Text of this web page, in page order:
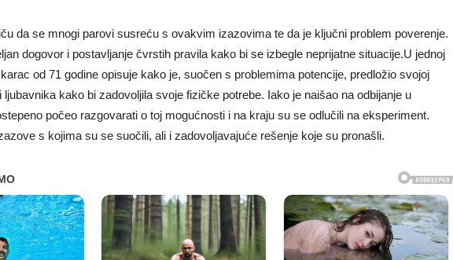
da se mnogi parovi susreću s ovakvim izazovima te da je ključni problem poverenje.
dogovor i postavljanje čvrstih pravila kako bi se izbegle neprijatne situacije.U jednoj
od 71 godine opisuje kako je, suočen s problemima potencije, predložio svojoj
ljubavnika kako bi zadovoljila svoje fizičke potrebe. Iako je naišao na odbijanje u
počeo razgovarati o toj mogućnosti i na kraju su se odlučili na eksperiment.
s kojima su se suočili, ali i zadovoljavajuće rešenje koje su pronašli.